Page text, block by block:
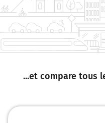
...et compare tous